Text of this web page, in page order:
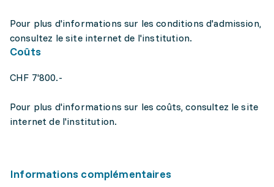
Pour plus d'informations sur les conditions d'admission,
consultez le site internet de l'institution.
Coûts
CHF 7'800.-
Pour plus d'informations sur les coûts, consultez le site
internet de l'institution.
Informations complémentaires